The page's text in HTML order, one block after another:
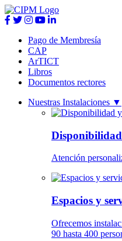
Pago de Membresía
CAP
ArTICT
Libros
Documentos rectores
Nuestras Instalaciones ▼
Atención
Espacios y
Ofrecemos
90 hasta 400